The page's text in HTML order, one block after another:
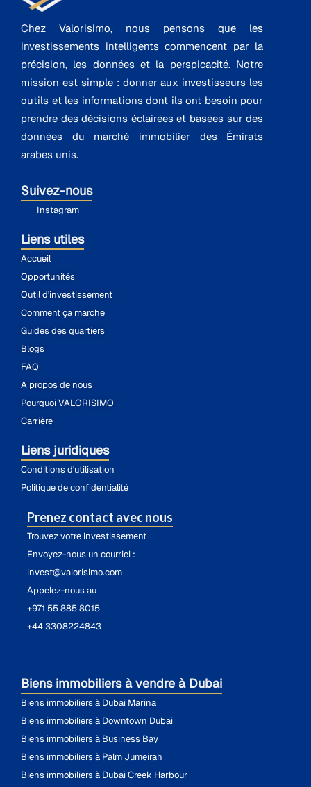
Chez Valorisimo, nous pensons que les
investissements intelligents commencent par la
précision, les données et la perspicacité. Notre
mission est simple : donner aux investisseurs les
outils et les informations dont ils ont besoin pour
prendre des décisions éclairées et basées sur des
données du marché immobilier des Émirats
arabes unis.
Suivez-nous
Instagram
Liens utiles
Accueil
Opportunités
Outil d'investissement
Comment ça marche
Guides des quartiers
Blogs
FAQ
A propos de nous
Pourquoi VALORISIMO
Carrière
Liens juridiques
Conditions d'utilisation
Politique de confidentialité
Prenez contact avec nous
Trouvez votre investissement
Envoyez-nous un courriel :
invest@valorisimo.com
Appelez-nous au
+971 55 885 8015
+44 3308224843
Biens immobiliers à vendre à Dubai
Biens immobiliers à Dubai Marina
Biens immobiliers à Downtown Dubai
Biens immobiliers à Business Bay
Biens immobiliers à Palm Jumeirah
Biens immobiliers à Dubai Creek Harbour